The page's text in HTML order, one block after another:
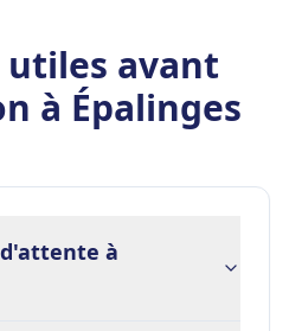
utiles avant
à Épalinges
à